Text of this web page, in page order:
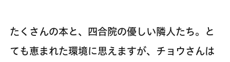
たくさんの本と、四合院の優しい隣人たち。と
ても恵まれた環境に思えますが、チョウさんは